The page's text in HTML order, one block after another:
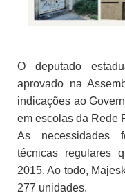
O deputado
aprovado na
indicações ao
em escolas da Rede
As necessidades
técnicas regulares
2015. Ao todo,
277 unidades.